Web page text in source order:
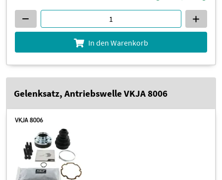
In den Warenkorb
Gelenksatz, Antriebswelle VKJA 8006